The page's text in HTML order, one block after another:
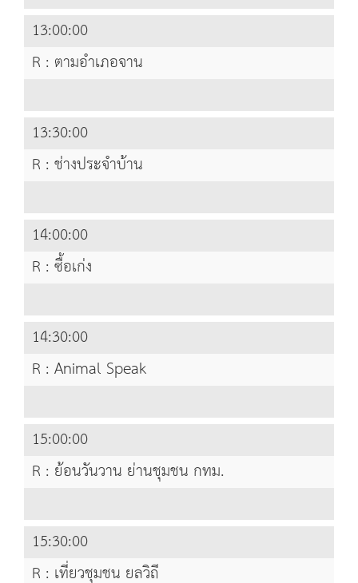
13:00:00
R : ตามอำเภอจาน
13:30:00
R : ช่างประจำบ้าน
14:00:00
R : ซื้อเก่ง
14:30:00
R : Animal Speak
15:00:00
R : ย้อนวันวาน ย่านชุมชน กทม.
15:30:00
R : เที่ยวชุมชน ยลวิถี